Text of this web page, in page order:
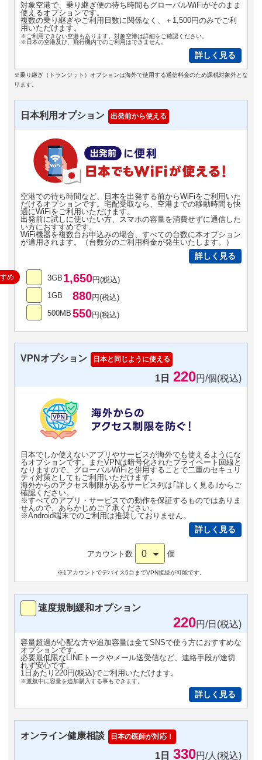
対象空港で、乗り継ぎ便の待ち時間もグローバルWiFiがそのまま
使えるオプションです。
複数の乗り継ぎやご利用日数に関係なく、＋1,500円のみでご利
用いただけます。
※ご利用できない空港もあります。対象空港は詳細をご確認ください。
※日本の空港及び、飛行機内でのご利用はできません。
詳しく見る
※乗り継ぎ（トランジット）オプションは海外で使用する通信料金のため課税対象外とな
ります。
日本利用オプション 出発前から使える
空港での待ち時間など、日本を出発する前からWiFiをご利用いた
だけるオプションです。宅配受取なら、空港までの移動時間も快
適にWiFiをご利用いただけます。
出発前に試しに使いたい方、スマホの容量を消費せずに通信した
い方におすすめです。
WiFi機器を複数台お申込みの場合、すべての台数に本オプション
が適用されます。（台数分のご利用料金が発生いたします。）
詳しく見る
3GB 1,650円(税込)
め
1GB 880円(税込)
500MB 550円(税込)
VPNオプション 日本と同じように使える
1日 220円/個(税込)
日本でしか使えないアプリやサービスが海外でも使えるようにな
るオプションです。またVPNは暗号化されたプライベート回線と
なりますので、グローバルWiFiと併用することで二重のセキュリ
ティ対策としてもご利用いただけます。
海外からのアクセス制限があるサービス列は｢詳しく見る｣からご
確認ください。
※すべてのアプリ・サービスでの動作を保証するものではありま
せんので、あらかじめご了承ください。
※Android端末でのご利用は推奨しておりません。
詳しく見る
アカウント数 0 個
※1アカウントでデバイス5台までVPN接続が可能です。
速度規制緩和オプション
220円/日(税込)
容量超過が心配な方や追加容量は全てSNSで使う方におすすめな
オプションです。
必要最低限なLINEトークやメール送受信など、連絡手段が途切
れず安心です。
1日あたり220円(税込)でご利用いただけます。
※渡航中に容量を追加購入する事もできます。
詳しく見る
オンライン健康相談 日本の医師が対応！
1日 330円/人(税込)